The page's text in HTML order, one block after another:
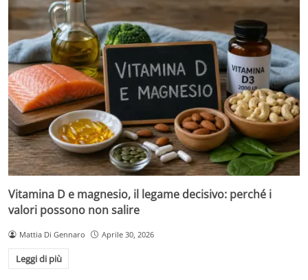
Vitamina D e magnesio, il legame decisivo: perché i
valori possono non salire
Mattia Di Gennaro Aprile 30, 2026
Leggi di più